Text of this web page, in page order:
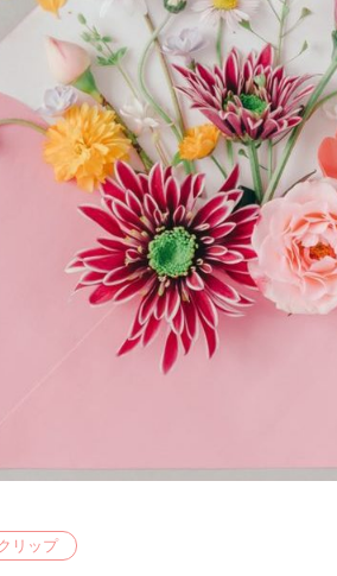
リップ